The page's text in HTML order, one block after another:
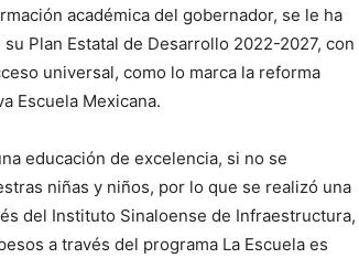
académica del gobernador, se le ha
Plan Estatal de Desarrollo 2022-2027, con
universal, como lo marca la reforma
Escuela Mexicana.
educación de excelencia, si no se
niñas y niños, por lo que se realizó una
del Instituto Sinaloense de Infraestructura,
a través del programa La Escuela es